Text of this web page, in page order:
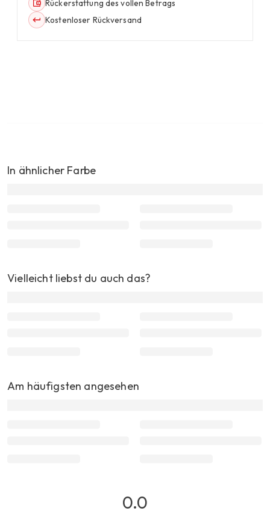
Rückerstattung des vollen Betrags
Kostenloser Rückversand
In ähnlicher Farbe
Vielleicht liebst du auch das?
Am häufigsten angesehen
0.0